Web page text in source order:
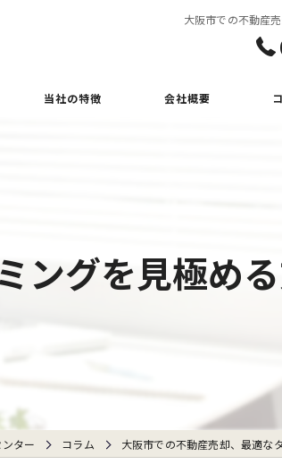
大阪市での不動産
当社の特徴
立ち退き
会社概要
ングを見極め
ター コラム 大阪市での不動産売却、最適な